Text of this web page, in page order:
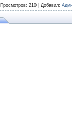
Просмотров: 210 | Добавил: